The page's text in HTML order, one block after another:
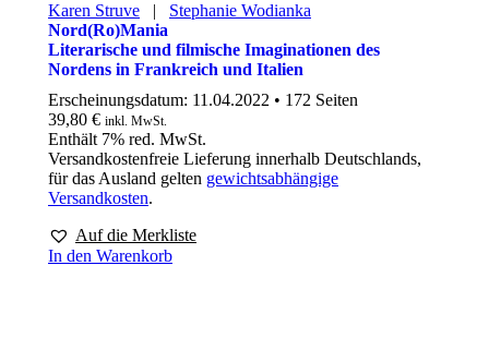
Karen Struve | Stephanie Wodianka
Nord(Ro)Mania
Literarische und filmische Imaginationen des
Nordens in Frankreich und Italien
Erscheinungsdatum: 11.04.2022 • 172 Seiten
39,80 € inkl. MwSt.
Enthält 7% red. MwSt.
Versandkostenfreie Lieferung innerhalb Deutschlands,
für das Ausland gelten gewichtsabhängige
Versandkosten.
Auf die Merkliste
In den Warenkorb